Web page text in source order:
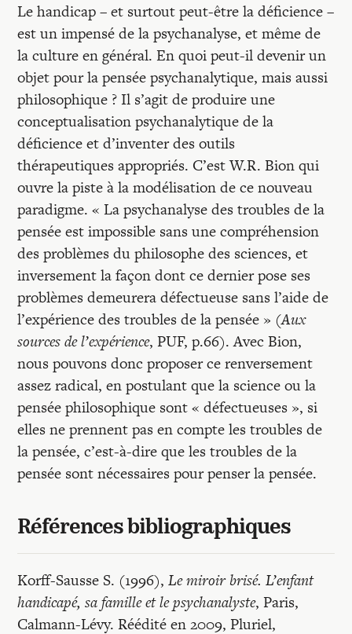
Le handicap – et surtout peut-être la déficience –
est un impensé de la psychanalyse, et même de
la culture en général. En quoi peut-il devenir un
objet pour la pensée psychanalytique, mais aussi
philosophique ? Il s’agit de produire une
conceptualisation psychanalytique de la
déficience et d’inventer des outils
thérapeutiques appropriés. C’est W.R. Bion qui
ouvre la piste à la modélisation de ce nouveau
paradigme. « La psychanalyse des troubles de la
pensée est impossible sans une compréhension
des problèmes du philosophe des sciences, et
inversement la façon dont ce dernier pose ses
problèmes demeurera défectueuse sans l’aide de
l’expérience des troubles de la pensée » (Aux
sources de l’expérience, PUF, p.66). Avec Bion,
nous pouvons donc proposer ce renversement
assez radical, en postulant que la science ou la
pensée philosophique sont « défectueuses », si
elles ne prennent pas en compte les troubles de
la pensée, c’est-à-dire que les troubles de la
pensée sont nécessaires pour penser la pensée.
Références bibliographiques
Korff-Sausse S. (1996),Le miroir brisé. L’enfant
handicapé, sa famille et le psychanalyste, Paris,
Calmann-Lévy. Réédité en 2009, Pluriel,